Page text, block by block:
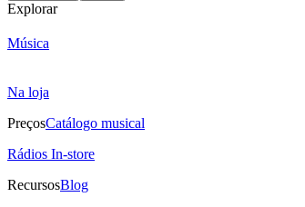
Explorar
Música
Na loja
PreçosCatálogo musical
Rádios In-store
RecursosBlog